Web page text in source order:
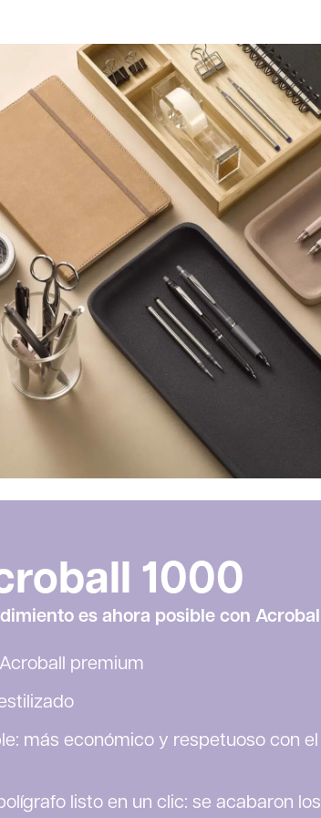
1000
es ahora posible con Acroball
premium
más económico y respetuoso con el
listo en un clic: se acabaron los